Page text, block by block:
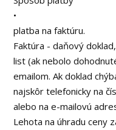
•
platba na faktúru.
Faktúra - daňový
list (ak nebolo
emailom. Ak doklad
najskôr telefonicky na
alebo na e-mailovú
Lehota na úhradu ceny